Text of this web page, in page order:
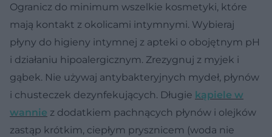
Ogranicz do minimum wszelkie kosmetyki, które
mają kontakt z okolicami intymnymi. Wybieraj
płyny do higieny intymnej z apteki o obojętnym pH
i działaniu hipoalergicznym. Zrezygnuj z myjek i
gąbek. Nie używaj antybakteryjnych mydeł, płynów
i chusteczek dezynfekujących. Długie kąpiele w
wannie z dodatkiem pachnących płynów i olejków
zastąp krótkim, ciepłym prysznicem (woda nie